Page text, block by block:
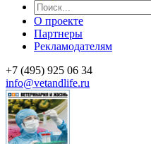
О проекте
Партнеры
Рекламодателям
+7 (495) 925 06 34
info@vetandlife.ru